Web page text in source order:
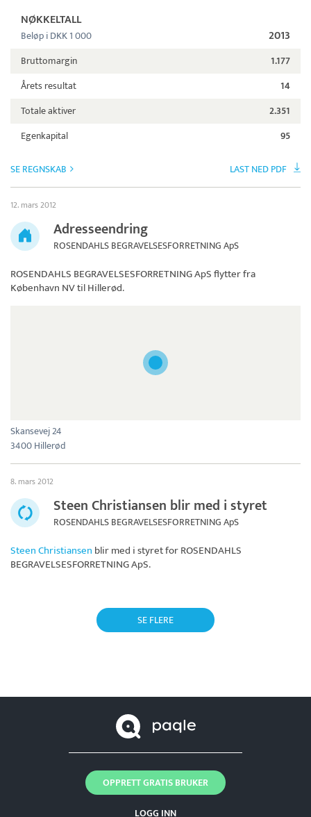
NØKKELTALL
Beløp i DKK 1 000 2013
Bruttomargin
1.177
Årets resultat
14
Totale aktiver
2.351
Egenkapital
95
SE REGNSKAB LAST NED PDF
12. mars 2012
Adresseendring
ROSENDAHLS BEGRAVELSESFORRETNING ApS
ROSENDAHLS BEGRAVELSESFORRETNING ApSflytter fra
København NV til Hillerød.
Skansevej 24
3400 Hillerød
8. mars 2012
Steen Christiansen blir med i styret
ROSENDAHLS BEGRAVELSESFORRETNING ApS
Steen Christiansen blir med i styret forROSENDAHLS
BEGRAVELSESFORRETNING ApS.
SE FLERE
LOGG INN
OPPRETT GRATIS BRUKER